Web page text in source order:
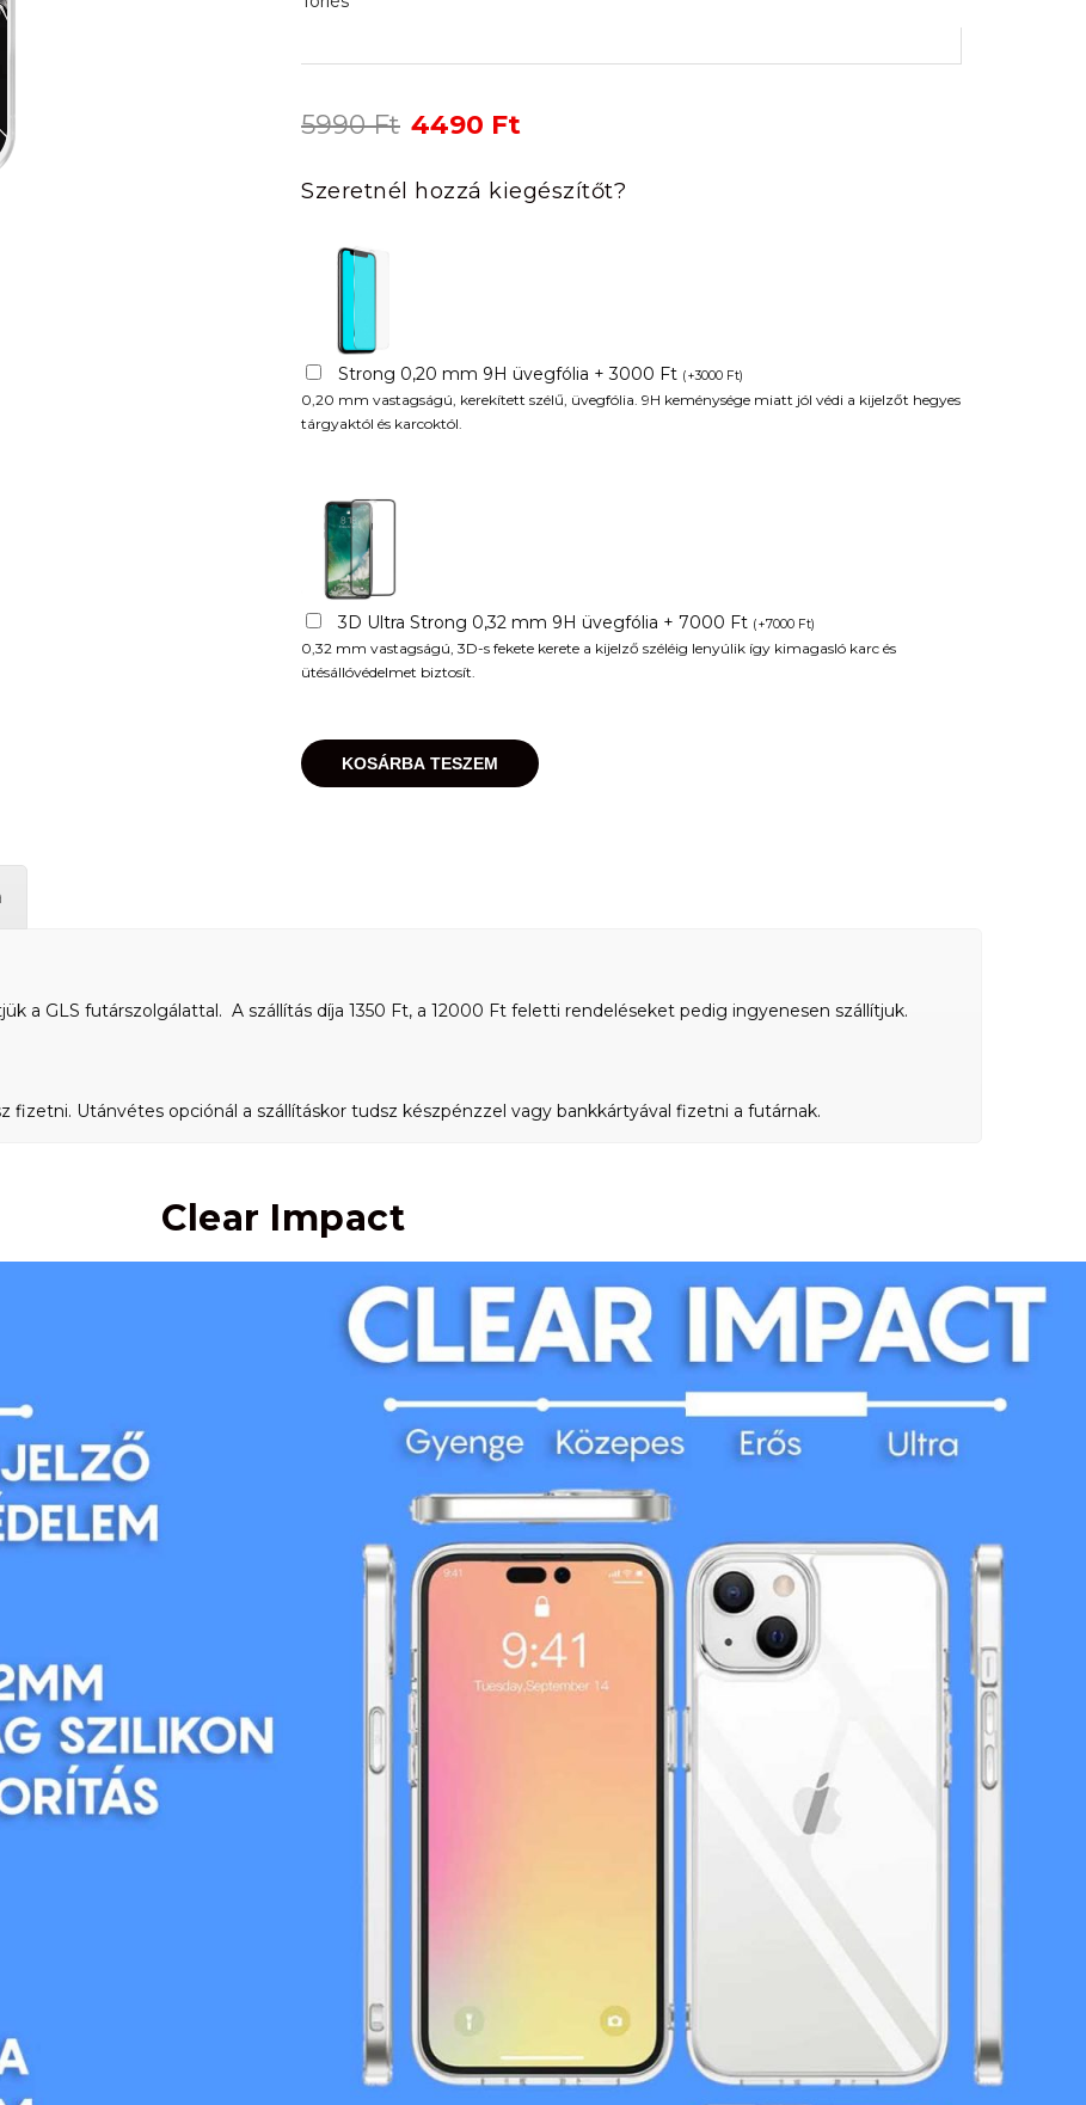
5990Ft Original
was:
5990 Ft.
4490 Ft
is:
4490 Ft.
Szeretnél hozzá kiegészítőt?
Strong 0,20 mm 9H üvegfólia + 3000 Ft (+3000 Ft)
0,20 mm vastagságú, kerekített szélű, üvegfólia. 9H keménysége miatt jól védi a kijelzőt hegyes
tárgyaktól és karcoktól.
3D Ultra Strong 0,32 mm 9H üvegfólia + 7000 Ft (+7000 Ft)
0,32 mm vastagságú, 3D-s fekete kerete a kijelző széléig lenyúlik így kimagasló karc és
ütésállóvédelmet biztosít.
KOSÁRBA TESZEM
a GLS futárszolgálattal. A szállítás díja 1350 Ft, a 12000 Ft feletti rendeléseket pedig ingyenesen szállítjuk.
fizetni. Utánvétes opciónál a szállításkor tudsz készpénzzel vagy bankkártyával fizetni a futárnak.
Clear Impact